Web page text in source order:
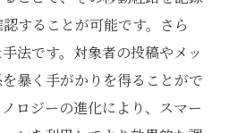
することが可能です。さら
法です。対象者の投稿やメッ
暴く手がかりを得ることがで
ロジーの進化により、スマー